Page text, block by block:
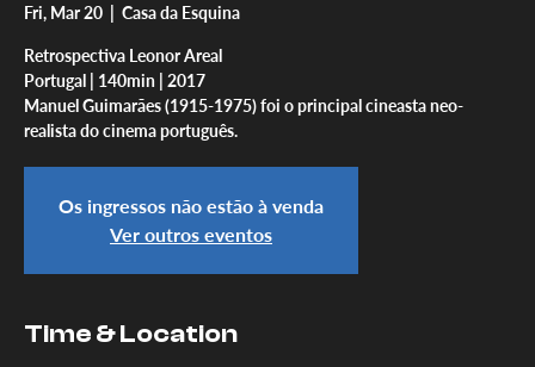
Fri, Mar 20 Casa da Esquina
Retrospectiva Leonor Areal
Portugal | 140min | 2017
Manuel Guimarães (1915-1975) foi o principal cineasta neo-
realista do cinema português.
Os ingressos não estão à venda
Ver outros eventos
Time & Location